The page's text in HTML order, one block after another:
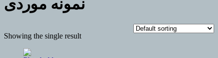
نمونه موردی
Showing the single result